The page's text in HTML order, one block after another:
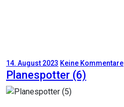
14. August 2023 Keine Kommentare
Planespotter (6)